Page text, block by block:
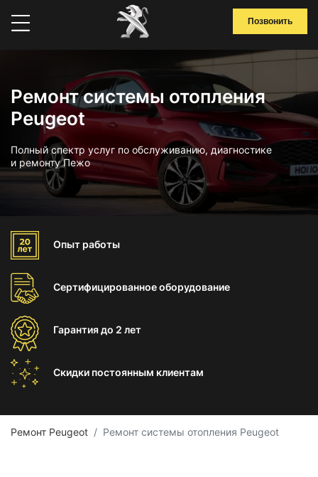
Позвонить
Ремонт системы отопления
Peugeot
Полный спектр услуг по обслуживанию, диагностике
и ремонту Пежо
Опыт работы
Сертифицированноеоборудование
Гарантиядо 2 лет
Скидки постоянным клиентам
Ремонт Peugeot Ремонт системы отопления Peugeot